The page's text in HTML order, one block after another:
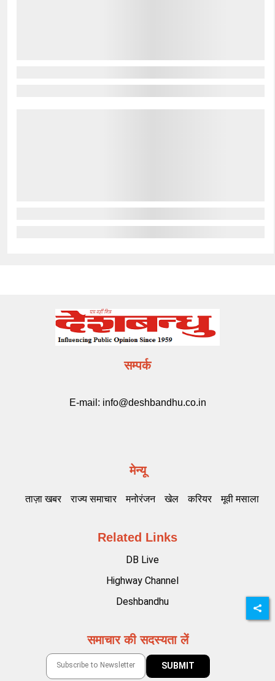
सम्पर्क
E-mail: info@deshbandhu.co.in
मेन्यू
ताज़ा खबर राज्य समाचार मनोरंजन खेल करियर मूवी मसाला
Related Links
DB Live
Highway Channel
Deshbandhu
समाचार की सदस्यता लें